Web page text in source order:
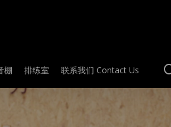
棚 排练室 联系我们 Contact Us